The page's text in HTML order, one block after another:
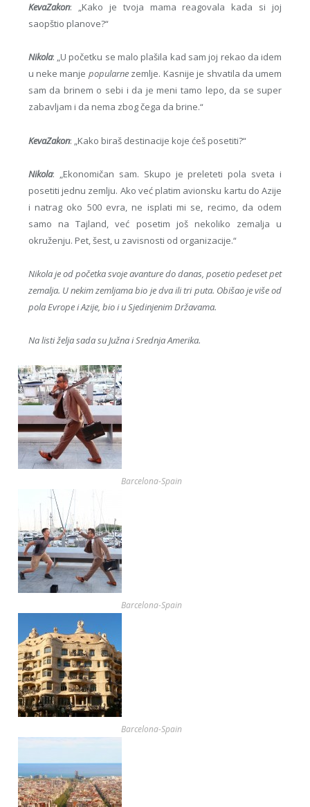
KevaZakon: „Kako je tvoja mama reagovala kada si joj
saopštio planove?“
Nikola: „U početku se malo plašila kad sam joj rekao da idem
u neke manje popularnezemlje. Kasnije je shvatila da umem
sam da brinem o sebi i da je meni tamo lepo, da se super
zabavljam i da nema zbog čega da brine.“
KevaZakon: „Kako biraš destinacije koje ćeš posetiti?“
Nikola: „Ekonomičan sam. Skupo je preleteti pola sveta i
posetiti jednu zemlju. Ako već platim avionsku kartu do Azije
i natrag oko 500 evra, ne isplati mi se, recimo, da odem
samo na Tajland, već posetim još nekoliko zemalja u
okruženju. Pet, šest, u zavisnosti od organizacije.“
Nikola je od početka svoje avanture do danas, posetio pedeset pet
zemalja. U nekim zemljama bio je dva ili tri puta. Obišao je više od
pola Evrope i Azije, bio i u Sjedinjenim Državama.
Na listi želja sada su Južna i Srednja Amerika.
Barcelona-Spain
Barcelona-Spain
Barcelona-Spain